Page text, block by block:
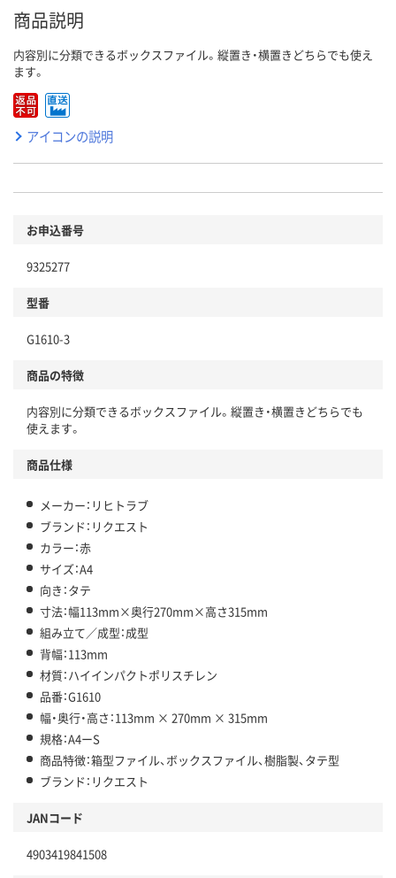
商品説明
内容別に分類できるボックスファイル。縦置き・横置きどちらでも使え
ます。
アイコンの説明
お申込番号
9325277
型番
G1610-3
商品の特徴
内容別に分類できるボックスファイル。縦置き・横置きどちらでも
使えます。
商品仕様
メーカー：リヒトラブ
ブランド：リクエスト
カラー：赤
サイズ：A4
向き：タテ
寸法：幅113mm×奥行270mm×高さ315mm
組み立て／成型：成型
背幅：113mm
材質：ハイインパクトポリスチレン
品番：G1610
幅・奥行・高さ：113mm × 270mm × 315mm
規格：A4ーS
商品特徴：箱型ファイル、ボックスファイル、樹脂製、タテ型
ブランド：リクエスト
JANコード
4903419841508